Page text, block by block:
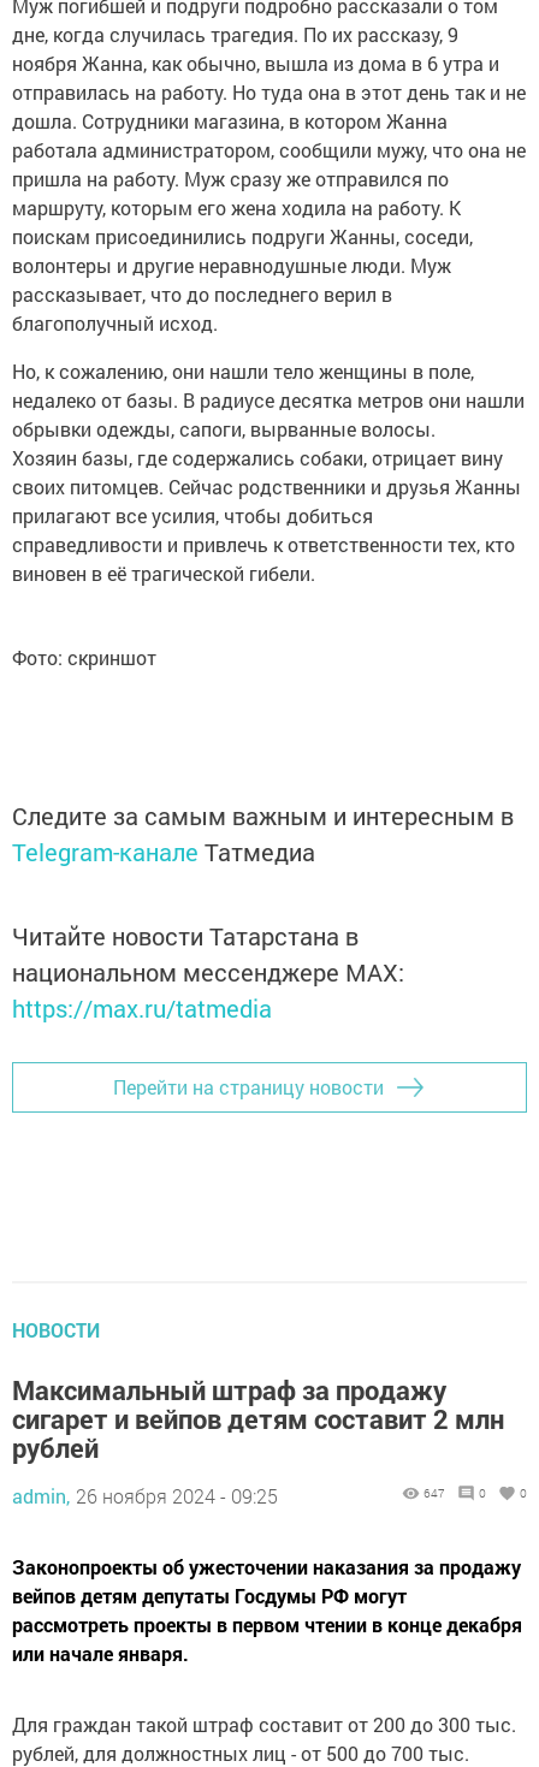
дне, когда случилась трагедия. По их рассказу, 9
ноября Жанна, как обычно, вышла из дома в 6 утра и
отправилась на работу. Но туда она в этот день так и не
дошла. Сотрудники магазина, в котором Жанна
работала администратором, сообщили мужу, что она не
пришла на работу. Муж сразу же отправился по
маршруту, которым его жена ходила на работу. К
поискам присоединились подруги Жанны, соседи,
волонтеры и другие неравнодушные люди. Муж
рассказывает, что до последнего верил в
благополучный исход.
Но, к сожалению, они нашли тело женщины в поле,
недалеко от базы. В радиусе десятка метров они нашли
обрывки одежды, сапоги, вырванные волосы.
Хозяин базы, где содержались собаки, отрицает вину
своих питомцев. Сейчас родственники и друзья Жанны
прилагают все усилия, чтобы добиться
справедливости и привлечь к ответственности тех, кто
виновен в её трагической гибели.
Фото: скриншот
Следите за самым важным и интересным в
Telegram-канале Татмедиа
Читайте новости Татарстана в
национальном мессенджере MАХ:
https://max.ru/tatmedia
Перейти на страницу новости
НОВОСТИ
Максимальный штраф за продажу
сигарет и вейпов детям составит 2 млн
рублей
admin, 26 ноября 2024 - 09:25 647 0 0
Законопроекты об ужесточении наказания за продажу
вейпов детям депутаты Госдумы РФ могут
рассмотреть проекты в первом чтении в конце декабря
или начале января.
Для граждан такой штраф составит от 200 до 300 тыс.
рублей, для должностных лиц - от 500 до 700 тыс.